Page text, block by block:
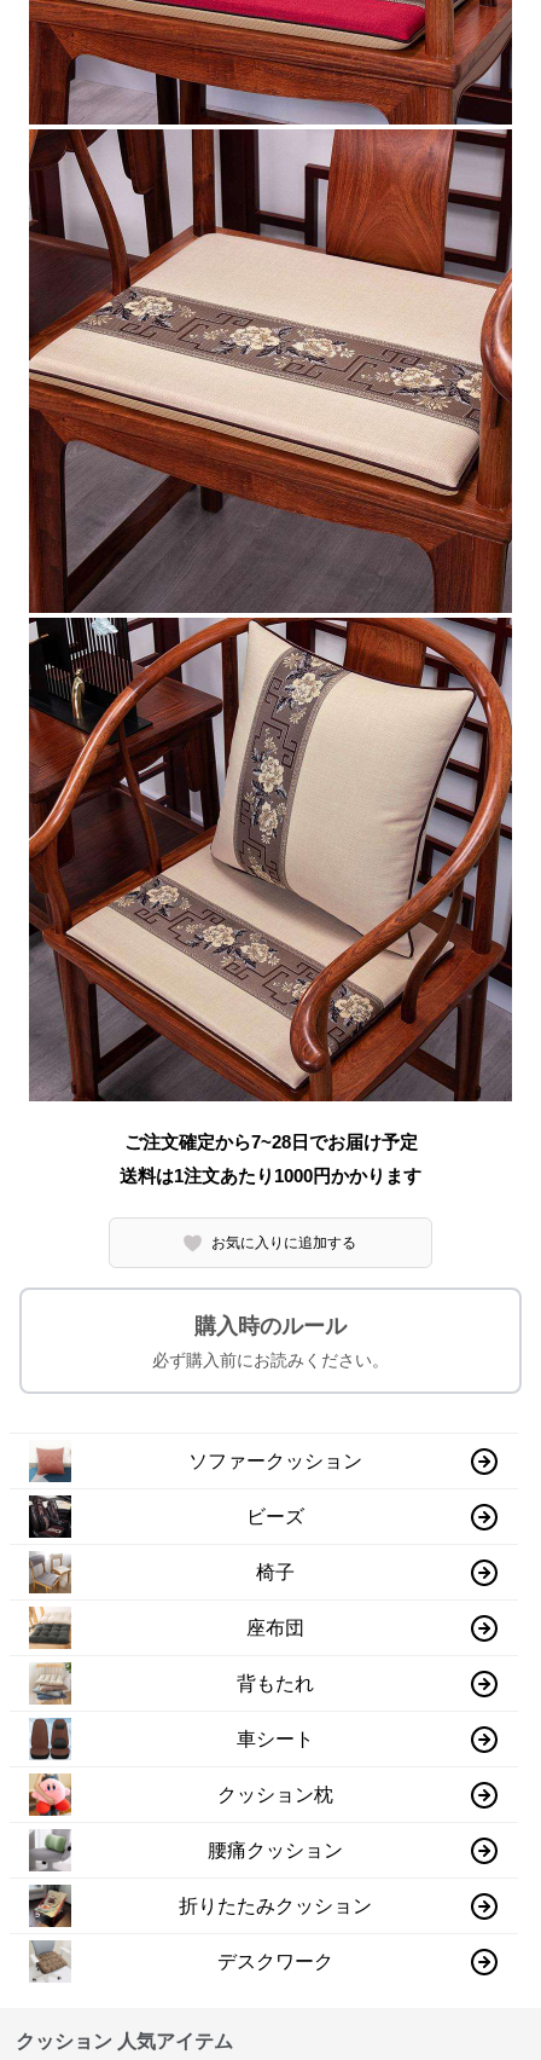
ご注文確定から7~28日でお届け予定
送料は1注文あたり 1000円かかります
お気に入りに追加する
購入時のルール
必ず購入前にお読みください。
ソファークッション
ビーズ
椅子
座布団
背もたれ
車シート
クッション枕
腰痛クッション
折りたたみクッション
デスクワーク
クッション 人気アイテム